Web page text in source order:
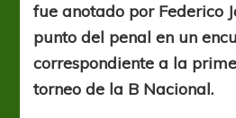
fue anotado por Federico
punto del penal en un
correspondiente a la
torneo de la B Nacional.